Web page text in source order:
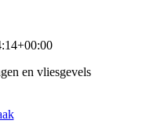
en vliesgevels